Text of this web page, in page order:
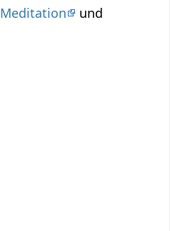
Meditation
und